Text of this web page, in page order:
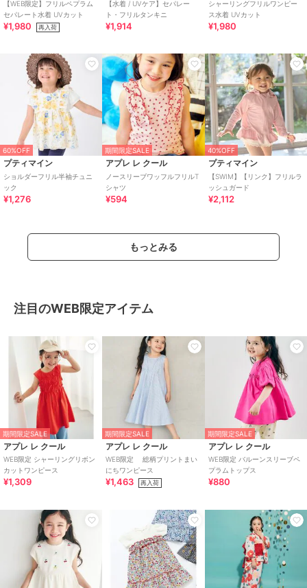
【WEB限定】フリルペプラム
セパレート水着 UVカット
¥1,980 再入荷
【水着 / UVケア】セパレー
ト・フリルタンキニ
¥1,914
シャーリングフリルワンピー
ス水着 UVカット
¥1,980
60%OFF
プティマイン
ショルダーフリル半袖チュニ
ック
¥1,276
期間限定SALE
アプレ レ クール
ノースリーブワッフルフリルT
シャツ
¥594
40%OFF
プティマイン
【SWIM】【リンク】フリルラ
ッシュガード
¥2,112
もっとみる
注目のWEB限定アイテム
期間限定SALE
アプレ レ クール
WEB限定 シャーリングリボン
カットワンピース
¥1,309
期間限定SALE
アプレ レ クール
WEB限定 総柄プリントまい
にちワンピース
¥1,463 再入荷
期間限定SALE
アプレ レ クール
WEB限定 バルーンスリーブペ
プラムトップス
¥880